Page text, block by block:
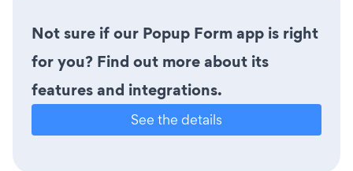
Not sure if our Popup Form app is right
for you? Find out more about its
features and integrations.
See the details